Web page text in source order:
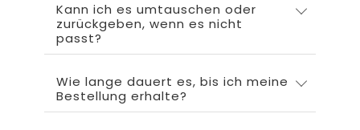
Kann ich es umtauschen oder
zurückgeben, wenn es nicht
passt?
Wie lange dauert es, bis ich meine
Bestellung erhalte?